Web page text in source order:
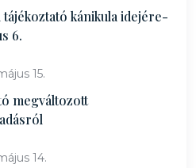
tájékoztató kánikula idejére-
6.
15.
megváltozott
14.